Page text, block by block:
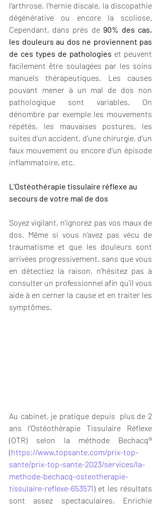
l’arthrose, l’hernie discale, la discopathie
dégénérative ou encore la scoliose.
Cependant, dans près de 90% des cas,
les douleurs au dos ne proviennent pas
de ces types de pathologies et peuvent
facilement être soulagées par les soins
manuels thérapeutiques. Les causes
pouvant mener à un mal de dos non
pathologique sont variables. On
dénombre par exemple les mouvements
répétés, les mauvaises postures, les
suites d’un accident, d’une chirurgie, d’un
faux mouvement ou encore d’un épisode
inflammatoire, etc.
L’Ostéothérapie tissulaire réflexe au
secours de votre mal de dos
Soyez vigilant, n’ignorez pas vos maux de
dos. Même si vous n’avez pas vécu de
traumatisme et que les douleurs sont
arrivées progressivement, sans que vous
en détectiez la raison, n’hésitez pas à
consulter un professionnel afin qu’il vous
aide à en cerner la cause et en traiter les
symptômes.
Au cabinet, je pratique depuis  plus de 2
ans l’Ostéothérapie Tissulaire Réflexe
(OTR) selon la méthode Bechacq®
(https://www.topsante.com/prix-top-
sante/prix-top-sante-2023/services/la-
methode-bechacq-osteotherapie-
tissulaire-reflexe-653571) et les résultats
sont assez spectaculaires. Enrichie